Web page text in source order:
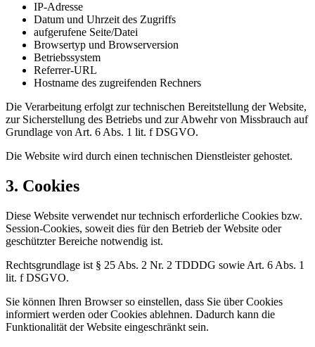
IP-Adresse
Datum und Uhrzeit des Zugriffs
aufgerufene Seite/Datei
Browsertyp und Browserversion
Betriebssystem
Referrer-URL
Hostname des zugreifenden Rechners
Die Verarbeitung erfolgt zur technischen Bereitstellung der Website,
zur Sicherstellung des Betriebs und zur Abwehr von Missbrauch auf
Grundlage von Art. 6 Abs. 1 lit. f DSGVO.
Die Website wird durch einen technischen Dienstleister gehostet.
3. Cookies
Diese Website verwendet nur technisch erforderliche Cookies bzw.
Session-Cookies, soweit dies für den Betrieb der Website oder
geschützter Bereiche notwendig ist.
Rechtsgrundlage ist § 25 Abs. 2 Nr. 2 TDDDG sowie Art. 6 Abs. 1
lit. f DSGVO.
Sie können Ihren Browser so einstellen, dass Sie über Cookies
informiert werden oder Cookies ablehnen. Dadurch kann die
Funktionalität der Website eingeschränkt sein.